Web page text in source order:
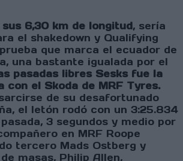
sus 6,30 km de longitud, sería
el shakedown y Qualifying
que marca el ecuador de
una bastante igualada por el
pasadas libres Sesks fue la
con el Skoda de MRF Tyres.
de su desafortunado
el letón rodó con un 3:25.834
3 segundos y medio por
en MRF Roope
tercero Mads Ostberg y
masas, Philip Allen,